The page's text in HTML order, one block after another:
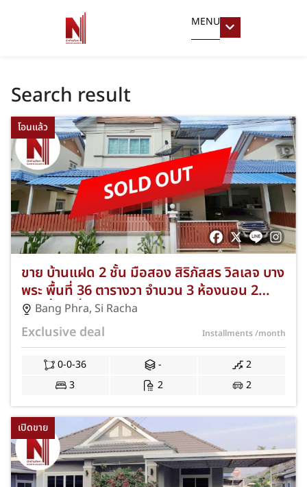
MENU
Search result
โอนแล้ว
ขาย บ้านแฝด 2 ชั้น มือสอง สิริภัสสร วิลเลจ บาง
พระ พื้นที่ 36 ตารางวา จำนวน 3 ห้องนอน 2
ห้องน้ำ 2 ที่จอดรถ ทำเลบางพระ-ศรีราชา ชลบุรี!
แต่งครบ บิ้วอินทั้งหลัง ฟรีครัวใน-นอก แอร์ 3
เครื่อง พร้อมอยู่! JS-308
Bang Phra, Si Racha
Exclusive deal Installments/month
0-0-36 -
2
3
2 2
เปิดขาย